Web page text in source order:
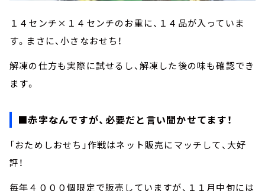
１４センチ×１４センチのお重に、１４品が入っていま
す。まさに、小さなおせち！
解凍の仕方も実際に試せるし、解凍した後の味も確認でき
ます。
■赤字なんですが、必要だと言い聞かせてます！
「おためしおせち」作戦はネット販売にマッチして、大好
評！
毎年４０００個限定で販売していますが、１１月中旬には